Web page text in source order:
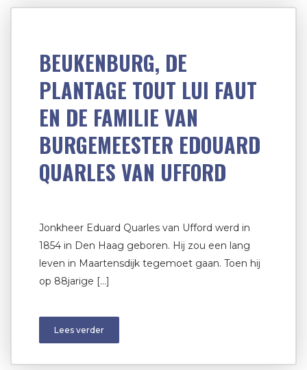
BEUKENBURG, DE
PLANTAGE TOUT LUI FAUT
EN DE FAMILIE VAN
BURGEMEESTER EDOUARD
QUARLES VAN UFFORD
Jonkheer Eduard Quarles van Ufford werd in
1854 in Den Haag geboren. Hij zou een lang
leven in Maartensdijk tegemoet gaan. Toen hij
op 88jarige […]
Lees verder